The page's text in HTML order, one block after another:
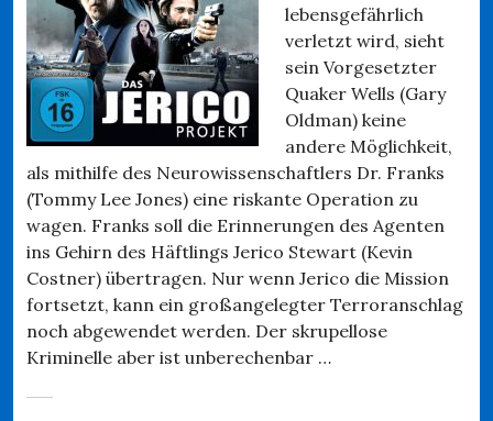
lebensgefährlich
verletzt wird, sieht
sein Vorgesetzter
Quaker Wells (Gary
Oldman) keine
andere Möglichkeit,
als mithilfe des Neurowissenschaftlers Dr. Franks
(Tommy Lee Jones) eine riskante Operation zu
wagen. Franks soll die Erinnerungen des Agenten
ins Gehirn des Häftlings Jerico Stewart (Kevin
Costner) übertragen. Nur wenn Jerico die Mission
fortsetzt, kann ein großangelegter Terroranschlag
noch abgewendet werden. Der skrupellose
Kriminelle aber ist unberechenbar …